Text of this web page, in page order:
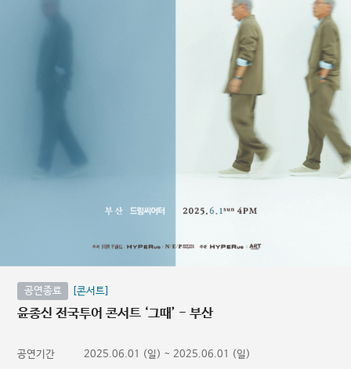
공연종료 [콘서트]
윤종신 전국투어 콘서트 ‘그때’ - 부산
공연기간
2025.06.01 (일) ~ 2025.06.01 (일)